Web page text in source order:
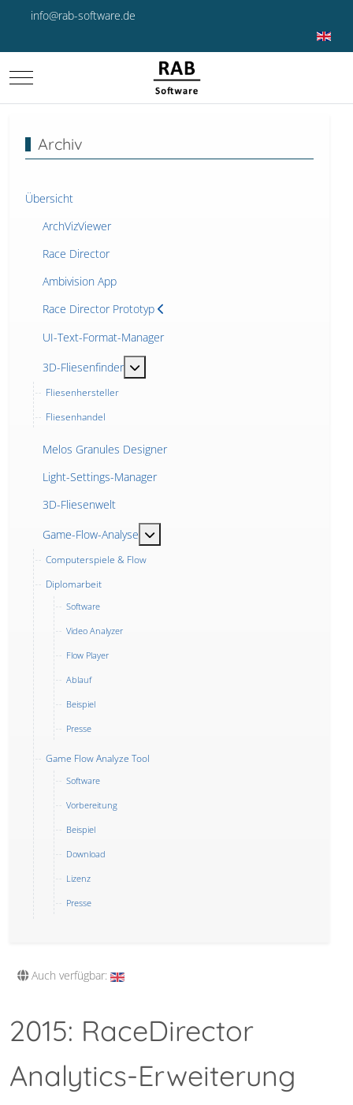
info@rab-software.de
Sprache
Mobile Menu Toggle
Archiv
Übersicht
ArchVizViewer
Race Director
Ambivision App
Race Director Prototyp
UI-Text-Format-Manager
3D-Fliesenfinder
MOD_MENU_TOGGLE_SUBMENU_LABEL
Fliesenhersteller
Fliesenhandel
Melos Granules Designer
Light-Settings-Manager
3D-Fliesenwelt
Game-Flow-Analyse
Computerspiele & Flow
Diplomarbeit
Software
Video Analyzer
Flow Player
Ablauf
Beispiel
Presse
Game Flow Analyze Tool
Software
Vorbereitung
Beispiel
Download
Lizenz
Presse
Auch verfügbar:
2015: RaceDirector
Analytics-Erweiterung